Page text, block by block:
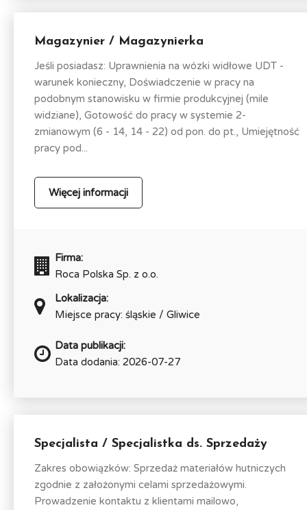
Magazynier / Magazynierka
Jeśli posiadasz: Uprawnienia na wózki widłowe UDT -
warunek konieczny, Doświadczenie w pracy na
podobnym stanowisku w firmie produkcyjnej (mile
widziane), Gotowość do pracy w systemie 2-
zmianowym (6 - 14, 14 - 22) od pon. do pt., Umiejętność
pracy pod...
Więcej informacji
Firma:
Roca Polska Sp. z o.o.
Lokalizacja:
Miejsce pracy: śląskie / Gliwice
Data publikacji:
Data dodania: 2026-07-27
Specjalista / Specjalistka ds. Sprzedaży
Zakres obowiązków: Sprzedaż materiałów hutniczych
zgodnie z założonymi celami sprzedażowymi.
Prowadzenie kontaktu z klientami mailowo,